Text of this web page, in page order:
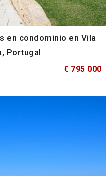
en condominio en Vila
Portugal
€ 795 000